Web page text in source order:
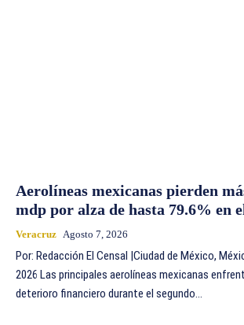
Aerolíneas mexicanas pierden
mdp por alza de hasta 79.6% en
Veracruz Agosto 7, 2026
Por: Redacción El Censal |Ciudad de México,
2026 Las principales aerolíneas mexicanas
deterioro financiero durante el segundo...